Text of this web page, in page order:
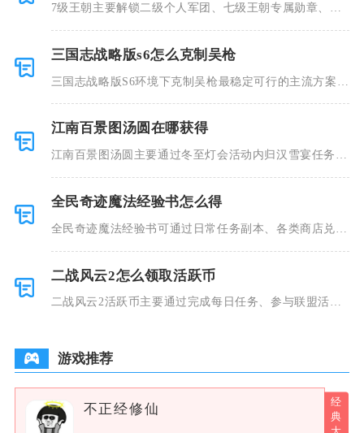
7级王朝主要解锁二级个人军团、七级王朝专属勋章、南
三国志战略版s6怎么克制吴枪
三国志战略版S6环境下克制吴枪最稳定可行的主流方案分
江南百景图汤圆在哪获得
江南百景图汤圆主要通过冬至灯会活动内归汉雪宴任务、
全民奇迹魔法经验书怎么得
全民奇迹魔法经验书可通过日常任务副本、各类商店兑
二战风云2怎么领取活跃币
二战风云2活跃币主要通过完成每日任务、参与联盟活
游戏推荐
不正经修仙